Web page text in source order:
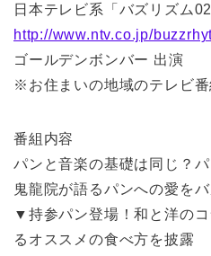
日本テレビ系「バズリズム02
http://www.ntv.co.jp/
ゴールデンボンバー 出演
※お住まいの地域のテレビ番
番組内容
パンと音楽の基礎は同じ？
鬼龍院が語るパンへの愛を
▼持参パン登場！和と洋の
るオススメの食べ方を披露